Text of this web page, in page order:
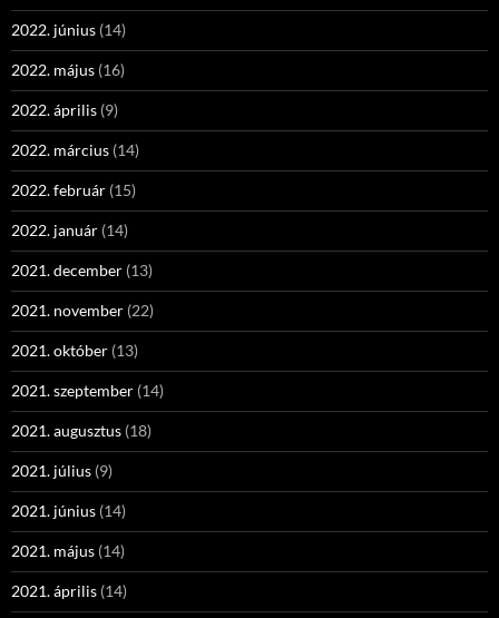
2022. június (14)
2022. május (16)
2022. április (9)
2022. március (14)
2022. február (15)
2022. január (14)
2021. december (13)
2021. november (22)
2021. október (13)
2021. szeptember (14)
2021. augusztus (18)
2021. július (9)
2021. június (14)
2021. május (14)
2021. április (14)